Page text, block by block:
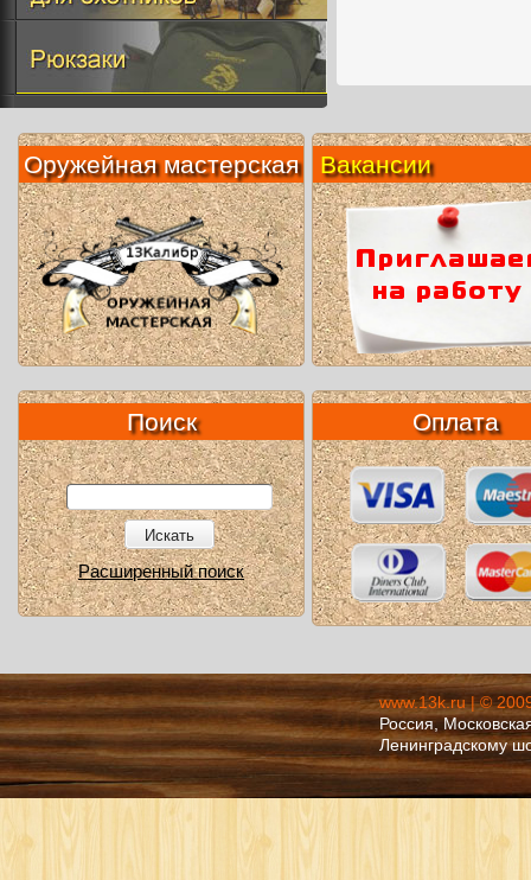
Оружейная мастерскаяВакансии
Поиск
Искать
Расширенный поиск
Оплата
www.13k.ru | ©
Россия,
Ленинградскому